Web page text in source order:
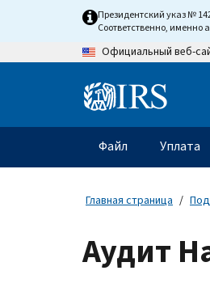
content
Президентский указ №
Соответственно, именно
Официальный веб-
Главное
меню
Файл Уплата
Главная страница
Аудит